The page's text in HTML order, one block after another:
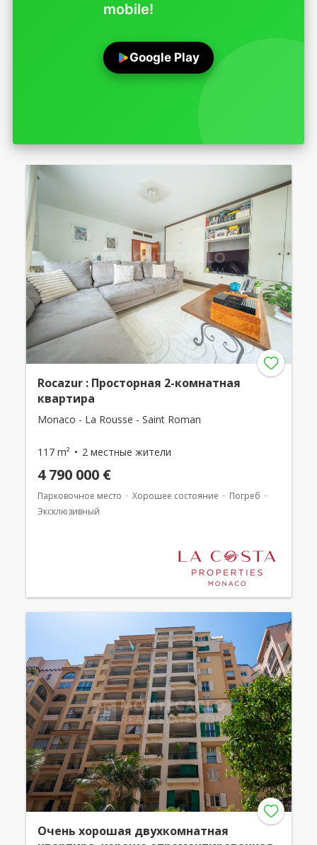
mobile!
Google Play
Rocazur : Просторная 2-комнатная
квартира
Monaco - La Rousse - Saint Roman
117 m² 2 местные жители
4 790 000 €
Парковочное место Хорошее состояние
Погреб
Эксклюзивный
Очень хорошая двухкомнатная